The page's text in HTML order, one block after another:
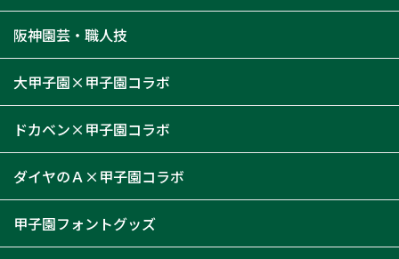
阪神園芸・職人技
大甲子園×甲子園コラボ
ドカベン×甲子園コラボ
ダイヤのＡ×甲子園コラボ
甲子園フォントグッズ